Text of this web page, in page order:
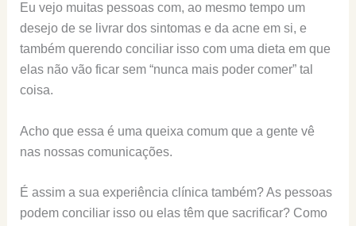
Eu vejo muitas pessoas com, ao mesmo tempo um
desejo de se livrar dos sintomas e da acne em si, e
também querendo conciliar isso com uma dieta em que
elas não vão ficar sem “nunca mais poder comer” tal
coisa.
Acho que essa é uma queixa comum que a gente vê
nas nossas comunicações.
É assim a sua experiência clínica também? As pessoas
podem conciliar isso ou elas têm que sacrificar? Como